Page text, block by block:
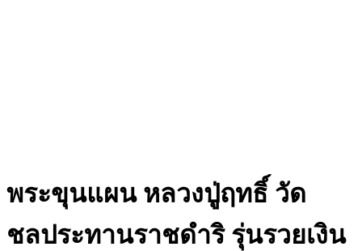
พระขุนแผน หลวงปู่ฤทธิ์ วัด
ชลประทานราชดำริ รุ่นรวยเงิน